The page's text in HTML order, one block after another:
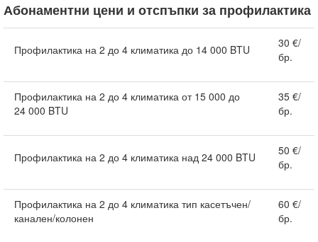
Абонаментни цени и отспъпки за профилактика
Профилактика на 2 до 4 климатика до 14 000 BTU
30 €/
бр.
Профилактика на 2 до 4 климатика от 15 000 до
24 000 BTU
35 €/
бр.
Профилактика на 2 до 4 климатика над 24 000 BTU
50 €/
бр.
Профилактика на 2 до 4 климатика тип касетъчен/
канален/колонен
60 €/
бр.